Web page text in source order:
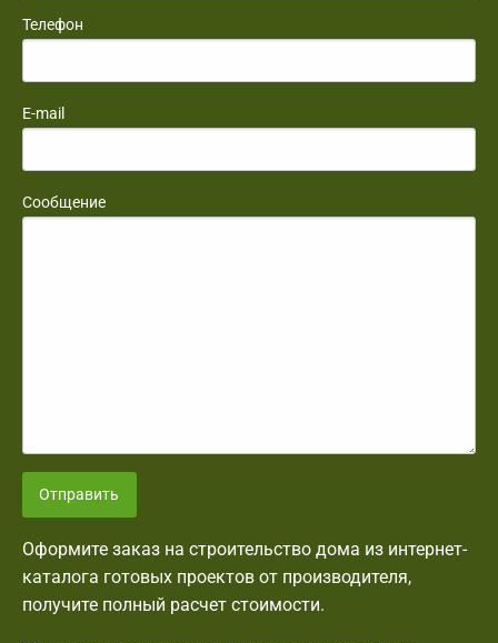
Телефон
E-mail
Сообщение
Отправить
Оформите заказ на строительство дома из интернет-
каталога готовых проектов от производителя,
получите полный расчет стоимости.